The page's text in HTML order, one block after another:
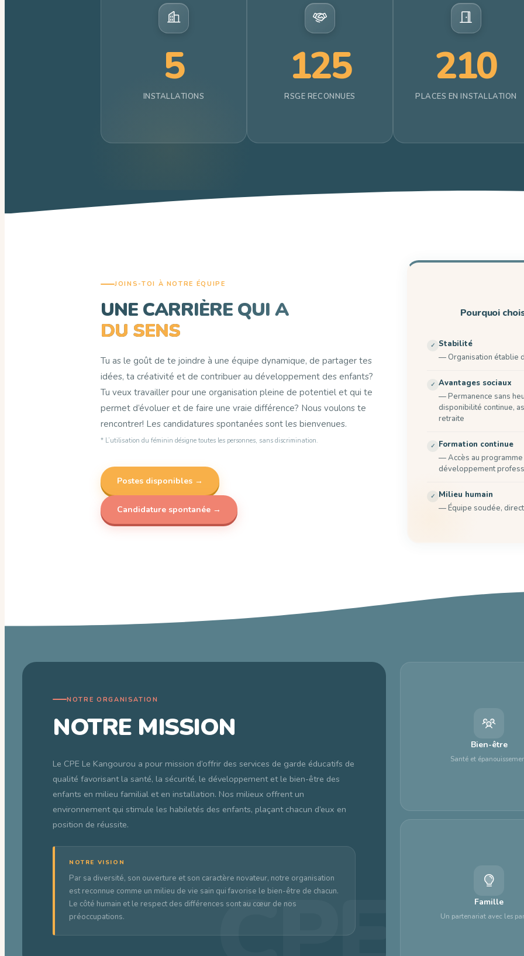
5
INSTALLATIONS
125
RSGE RECONNUES
210
PLACES EN INSTALLATION
JOINS-TOI À NOTRE ÉQUIPE
UNE CARRIÈRE QUI A
DU SENS
Tu as le goût de te joindre à une équipe dynamique, de partager tes
idées, ta créativité et de contribuer au développement des enfants?
Tu veux travailler pour une organisation pleine de potentiel et qui te
permet d’évoluer et de faire une vraie différence? Nous voulons te
rencontrer! Les candidatures spontanées sont les bienvenues.
* L’utilisation du féminin désigne toutes les personnes, sans discrimination.
Postes disponibles →
Candidature spontanée →
Pourquoi
Stabilité
— Organisation établie
Avantages sociaux
— Permanence sans
disponibilité continue,
retraite
Formation continue
— Accès au programme
développement
Milieu humain
— Équipe soudée,
NOTRE ORGANISATION
NOTRE MISSION
Le CPE Le Kangourou a pour mission d’offrir des services de garde éducatifs de
qualité favorisant la santé, la sécurité, le développement et le bien-être des
enfants en milieu familial et en installation. Nos milieux offrent un
environnement qui stimule les habiletés des enfants, plaçant chacun d’eux en
position de réussite.
NOTRE VISION
Par sa diversité, son ouverture et son caractère novateur, notre organisation
est reconnue comme un milieu de vie sain qui favorise le bien-être de chacun.
Le côté humain et le respect des différences sont au cœur de nos
préoccupations.
Bien-être
Santé et
Famille
Un partenariat avec les